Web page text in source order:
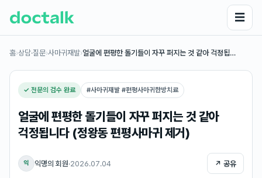
☰
홈›상담·질문›사마귀재발›얼굴에 편평한 돌기들이 자꾸 퍼지는 것 같아 걱정됩…
✓ 전문의 검수 완료 #사마귀재발 #편평사마귀한방치료
얼굴에 편평한 돌기들이 자꾸 퍼지는 것 같아
걱정됩니다 (정왕동 편평사마귀 제거)
익 익명의 회원·2026.07.04 ↗ 공유